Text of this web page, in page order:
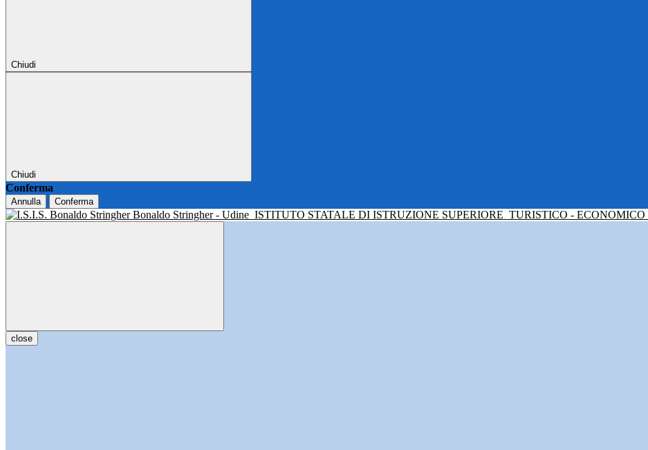
Chiudi
Chiudi
Conferma
Annulla Conferma
Bonaldo Stringher - Udine ISTITUTO STATALE DI ISTRUZIONE SUPERIORE TURISTICO -
close